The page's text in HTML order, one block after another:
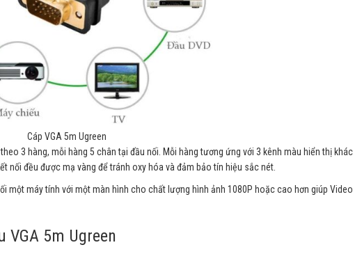
Cáp VGA 5m Ugreen
3 hàng, mỗi hàng 5 chân tại đầu nối. Mỗi hàng tương ứng với 3 kênh màu hiển thị khác
nối đều được mạ vàng để tránh oxy hóa và đảm bảo tín hiệu sắc nét.
một máy tính với một màn hình cho chất lượng hình ảnh 1080P hoặc cao hơn giúp Video
5m Ugreen